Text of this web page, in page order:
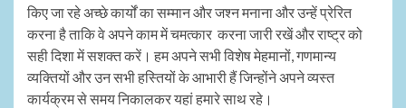
किए जा रहे अच्छे कार्यों का सम्मान और जश्न मनाना और उन्हें प्रेरित
करना है ताकि वे अपने काम में चमत्कार करना जारी रखें और राष्ट्र को
सही दिशा में सशक्त करें। हम अपने सभी विशेष मेहमानों, गणमान्य
व्यक्तियों और उन सभी हस्तियों के आभारी हैं जिन्होंने अपने व्यस्त
कार्यक्रम से समय निकालकर यहां हमारे साथ रहे।